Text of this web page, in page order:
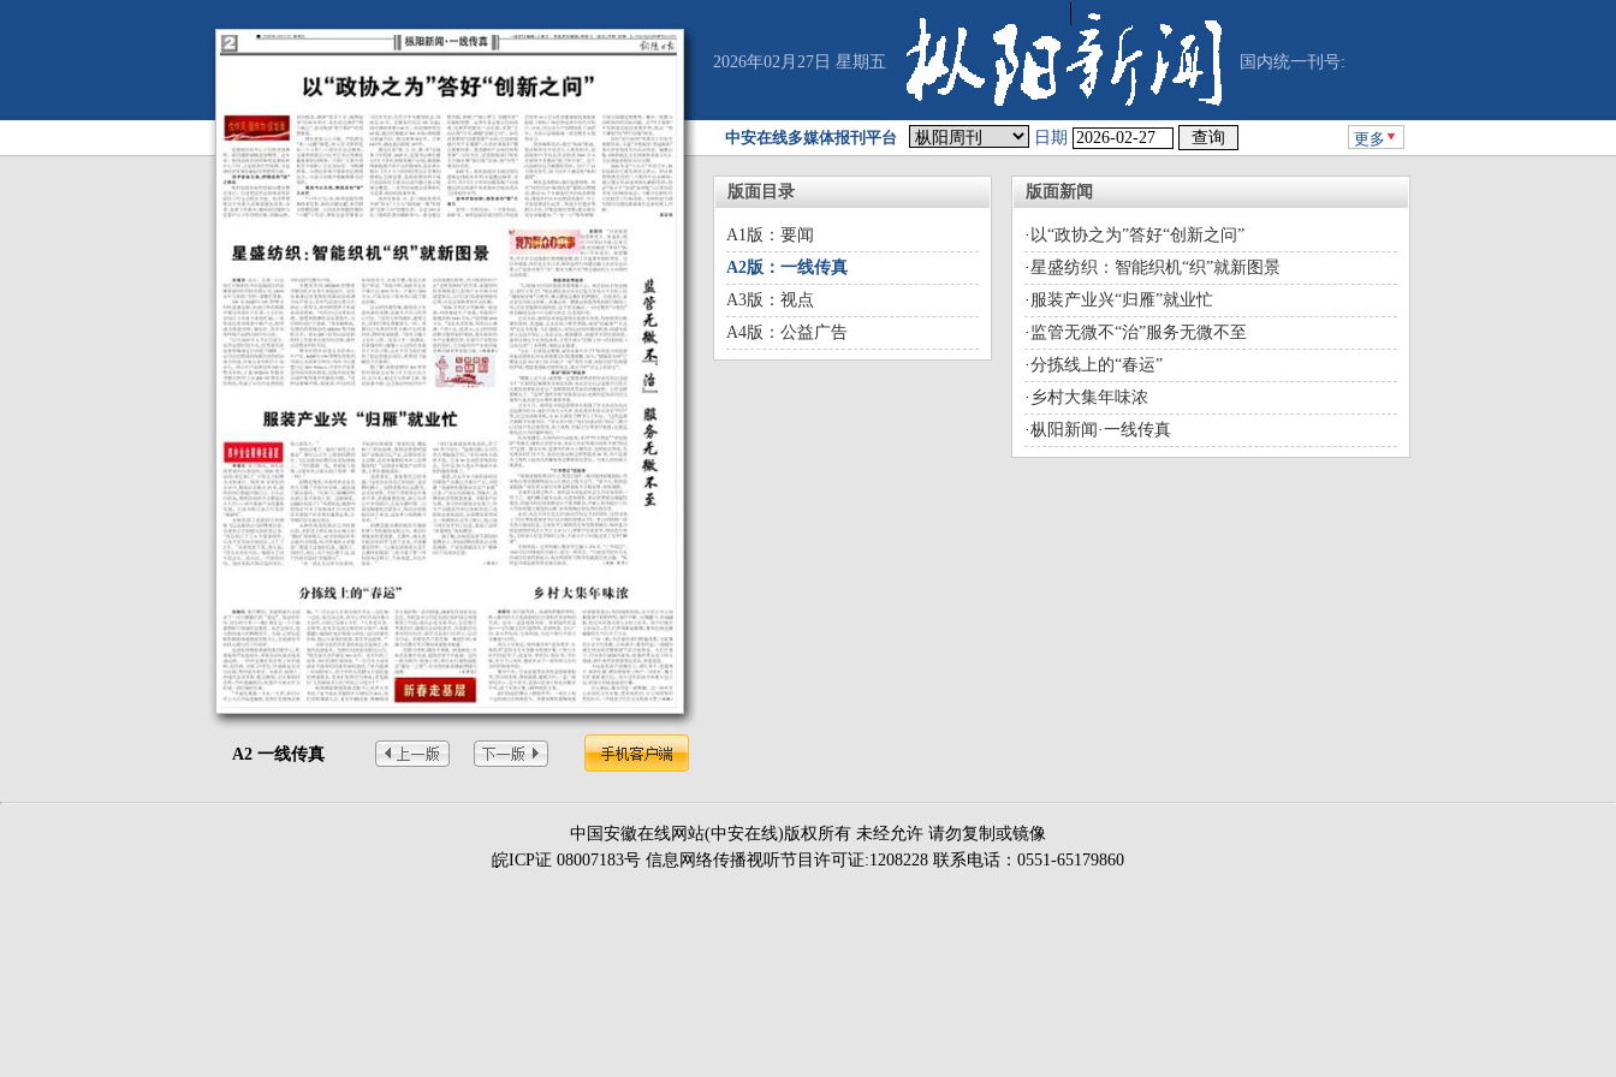
A2 一线传真
2026年02月27日 星期五 国内统一刊号:
中安在线多媒体报刊平台 日期 更多
版面目录
A1版：要闻
A2版：一线传真
A3版：视点
A4版：公益广告
版面新闻
· 以“政协之为”答好“创新之问”
·星盛纺织：智能织机“织”就新图景
· 服装产业兴“归雁”就业忙
· 监管无微不“治”服务无微不至
·分拣线上的“春运”
· 乡村大集年味浓
·枞阳新闻·一线传真
中国安徽在线网站(中安在线)版权所有 未经允许 请勿复制或镜像
皖ICP证 08007183号 信息网络传播视听节目许可证:1208228 联系电话：0551-65179860